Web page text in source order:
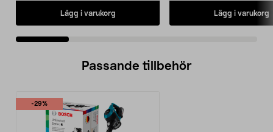
Lägg i varukorg Lägg i varukorg
Passande tillbehör
-29%